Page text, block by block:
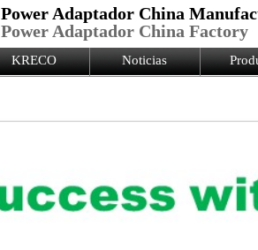
Power Adaptador China
Power Adaptador China Factory
KRECO Noticias